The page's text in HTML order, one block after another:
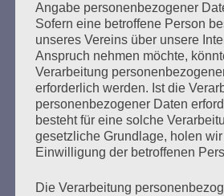
Erstellt am7. Mai 2025
Seine Eltern wurden von der
deportiert. Deshalb fordert der
Entschädigungen von der Deutschen
2025, 80 Jahre nach der Befreiung
Muller, 88 Jahre, fordert wieder,
November 2024 schickte Salo
Brief an den Vorstand der
Angabe personenbezogener
Sofern eine betroffene Person
unseres Vereins über unsere
Anspruch nehmen möchte,
Verarbeitung
erforderlich werden. Ist die
personenbezogener Daten
besteht für eine solche
gesetzliche Grundlage, holen
Einwilligung der betroffenen
Die Verarbeitung